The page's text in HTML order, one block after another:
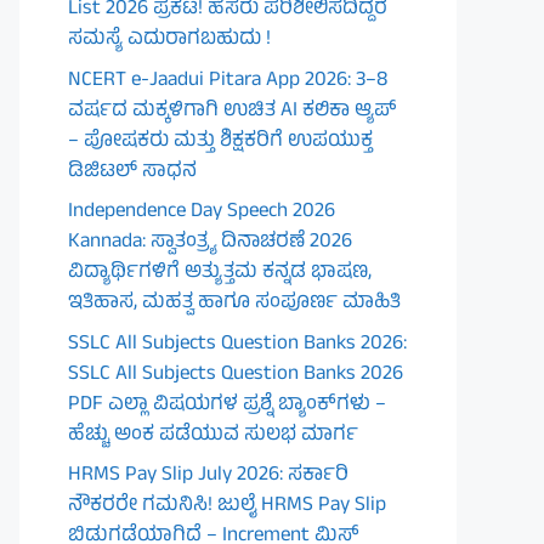
List 2026 ಪ್ರಕಟ! ಹೆಸರು ಪರಿಶೀಲಿಸದಿದ್ದರೆ
ಸಮಸ್ಯೆ ಎದುರಾಗಬಹುದು !
NCERT e-Jaadui Pitara App 2026: 3–8
ವರ್ಷದ ಮಕ್ಕಳಿಗಾಗಿ ಉಚಿತ AI ಕಲಿಕಾ ಆ್ಯಪ್
– ಪೋಷಕರು ಮತ್ತು ಶಿಕ್ಷಕರಿಗೆ ಉಪಯುಕ್ತ
ಡಿಜಿಟಲ್ ಸಾಧನ
Independence Day Speech 2026
Kannada: ಸ್ವಾತಂತ್ರ್ಯ ದಿನಾಚರಣೆ 2026
ವಿದ್ಯಾರ್ಥಿಗಳಿಗೆ ಅತ್ಯುತ್ತಮ ಕನ್ನಡ ಭಾಷಣ,
ಇತಿಹಾಸ, ಮಹತ್ವ ಹಾಗೂ ಸಂಪೂರ್ಣ ಮಾಹಿತಿ
SSLC All Subjects Question Banks 2026:
SSLC All Subjects Question Banks 2026
PDF ಎಲ್ಲಾ ವಿಷಯಗಳ ಪ್ರಶ್ನೆ ಬ್ಯಾಂಕ್‌ಗಳು –
ಹೆಚ್ಚು ಅಂಕ ಪಡೆಯುವ ಸುಲಭ ಮಾರ್ಗ
HRMS Pay Slip July 2026: ಸರ್ಕಾರಿ
ನೌಕರರೇ ಗಮನಿಸಿ! ಜುಲೈ HRMS Pay Slip
ಬಿಡುಗಡೆಯಾಗಿದೆ – Increment ಮಿಸ್